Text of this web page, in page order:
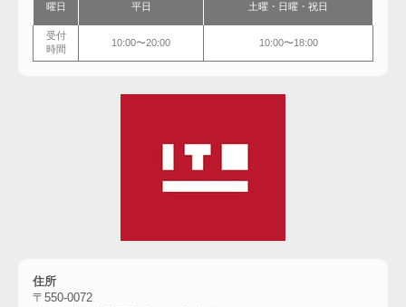
曜日 平日 土曜・ 日曜・祝日
受付
時間
10:00〜20:00 10:00〜18:00
住所
〒550-0072